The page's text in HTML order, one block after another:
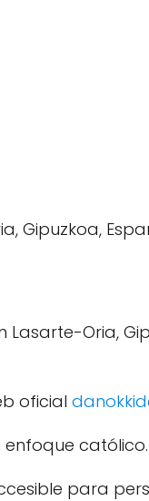
Oria,
oficial
católico.
para